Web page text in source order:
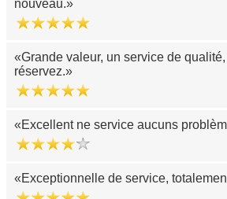
nouveau.
Grande valeur, un service de
réservez.
Excellent ne service aucuns
Exceptionnelle de service,